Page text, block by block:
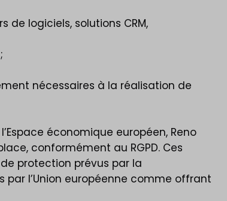
logiciels, solutions CRM,
nécessaires à la réalisation de
économique européen, Reno
conformément au RGPD. Ces
protection prévus par la
par l’Union européenne comme offrant